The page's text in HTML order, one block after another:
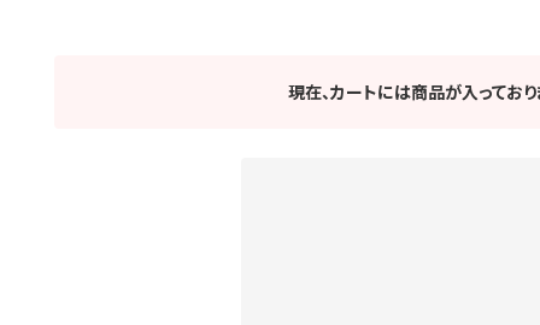
現在、カートには商品が入ってお